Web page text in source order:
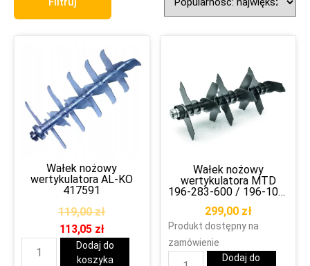
Wałek nożowy
wertykulatora AL-KO
417591
119,00zł
113,05 zł
Dodaj do
koszyka
Wałek nożowy
wertykulatora MTD
196-283-600 / 196-105-
299,00 zł
Produkt dostępny na
zamówienie
Dodaj do